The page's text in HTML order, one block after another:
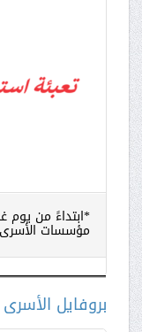
*ابتداءً من يوم
مؤسسات
بروفايل الأسرى